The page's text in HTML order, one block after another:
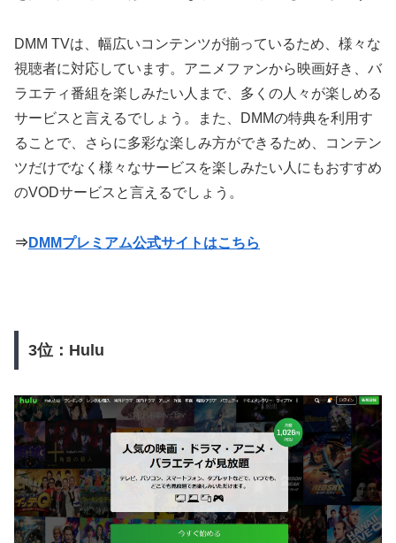
DMM TVは、幅広いコンテンツが揃っているため、様々な
視聴者に対応しています。アニメファンから映画好き、バ
ラエティ番組を楽しみたい人まで、多くの人々が楽しめる
サービスと言えるでしょう。また、DMMの特典を利用す
ることで、さらに多彩な楽しみ方ができるため、コンテン
ツだけでなく様々なサービスを楽しみたい人にもおすすめ
のVODサービスと言えるでしょう。
⇒ DMMプレミアム公式サイトはこちら
3位：Hulu